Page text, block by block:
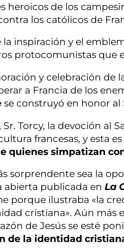
heroicos de los
los católicos de
la inspiración y el
protocomunistas que
y celebración de
a Francia de los
se construyó en honor al
Sr. Torcy, la devoción al
francesas, y esta
quienes simpatizan
sorprendente sea la
abierta publicada en La
porque ilustraba «la
cristiana». Aún más
de Jesús se esté
de la identidad